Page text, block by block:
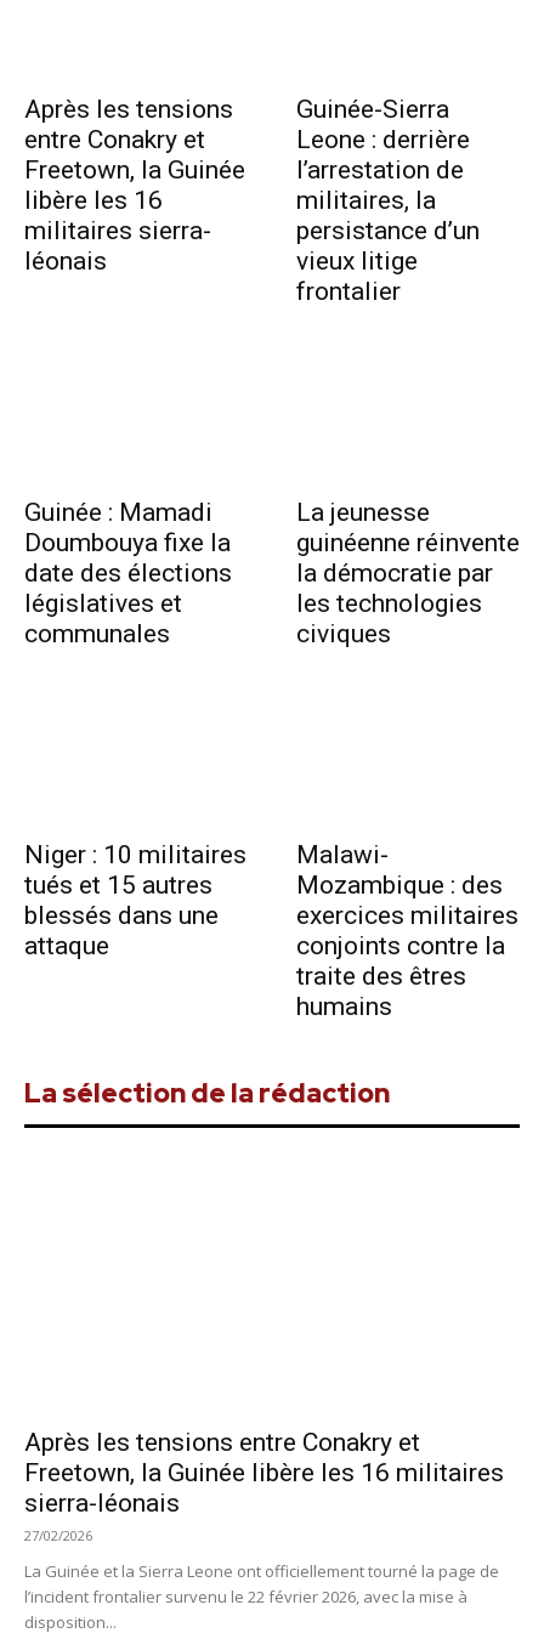
Après les tensions
entre Conakry et
Freetown, la Guinée
libère les 16
militaires sierra-
léonais
Guinée-Sierra
Leone : derrière
l’arrestation de
militaires, la
persistance d’un
vieux litige
frontalier
Guinée : Mamadi
Doumbouya fixe la
date des élections
législatives et
communales
La jeunesse
guinéenne réinvente
la démocratie par
les technologies
civiques
Niger : 10 militaires
tués et 15 autres
blessés dans une
attaque
Malawi-
Mozambique : des
exercices militaires
conjoints contre la
traite des êtres
humains
La sélection de la rédaction
Après les tensions entre Conakry et
Freetown, la Guinée libère les 16 militaires
sierra-léonais
27/02/2026
La Guinée et la Sierra Leone ont officiellement tourné la page de
l’incident frontalier survenu le 22 février 2026, avec la mise à
disposition...